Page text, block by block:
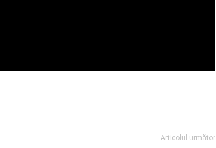
Articolul următor